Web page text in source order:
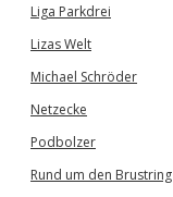
Liga Parkdrei
Lizas Welt
Michael Schröder
Netzecke
Podbolzer
Rund um den Brustring